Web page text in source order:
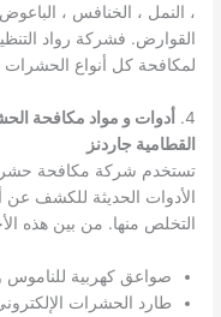
، النمل ، الخنافس ،
القوارض. فشركة رواد
لمكافحة كل أنواع الحشرات ،
4.
أدوات و مواد مكافحة
القطامية جاردنز
تستخدم شركة مكافحة
الأدوات الحديثة للكشف
التخلص منها. من بين هذه
صواعق كهربية للناموس
طارد الحشرات